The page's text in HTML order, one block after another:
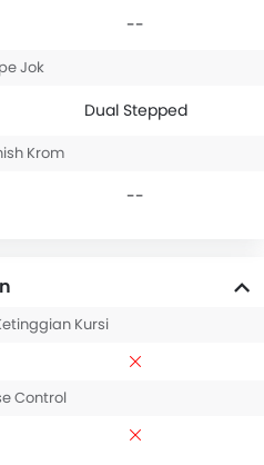
--
Jok
Dual Stepped
Krom
--
Kursi
Control